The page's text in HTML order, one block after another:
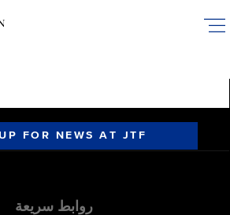
FOR NEWS AT JTF
روابط سريعة